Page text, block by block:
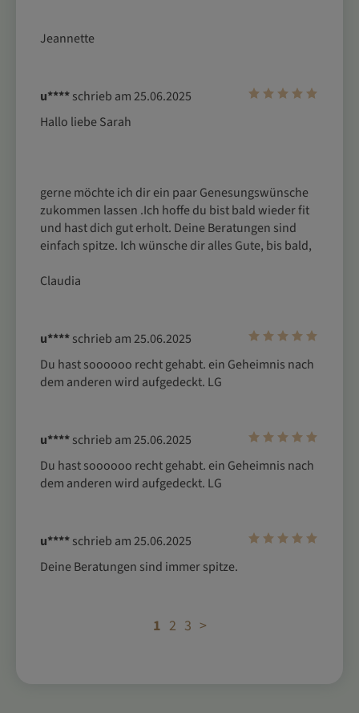
Jeannette
u****schrieb am 25.06.2025
Hallo liebe Sarah
gerne möchte ich dir ein paar Genesungswünsche
zukommen lassen .Ich hoffe du bist bald wieder fit
und hast dich gut erholt. Deine Beratungen sind
einfach spitze. Ich wünsche dir alles Gute, bis bald,
Claudia
u****schrieb am 25.06.2025
Du hast soooooo recht gehabt. ein Geheimnis nach
dem anderen wird aufgedeckt. LG
u****schrieb am 25.06.2025
Du hast soooooo recht gehabt. ein Geheimnis nach
dem anderen wird aufgedeckt. LG
u****schrieb am 25.06.2025
Deine Beratungen sind immer spitze.
1 2 3 >